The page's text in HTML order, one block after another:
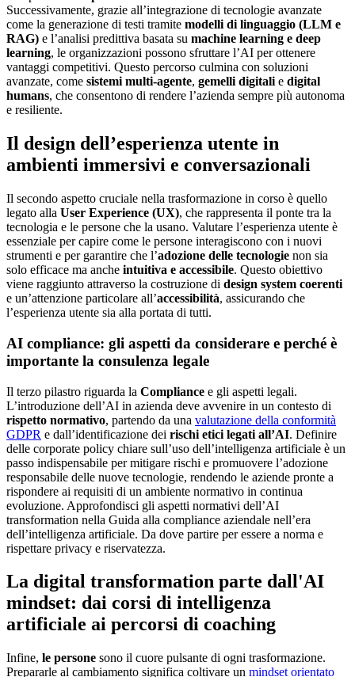
Successivamente, grazie all’integrazione di tecnologie avanzate
come la generazione di testi tramite modelli di linguaggio (LLM e
RAG) e l’analisi predittiva basata su machine learning e deep
learning, le organizzazioni possono sfruttare l’AI per ottenere
vantaggi competitivi. Questo percorso culmina con soluzioni
avanzate, come sistemi multi-agente, gemelli digitali e digital
humans, che consentono di rendere l’azienda sempre più autonoma
e resiliente.
Il design dell’esperienza utente in
ambienti immersivi e conversazionali
Il secondo aspetto cruciale nella trasformazione in corso è quello
legato alla User Experience (UX), che rappresenta il ponte tra la
tecnologia e le persone che la usano. Valutare l’esperienza utente è
essenziale per capire come le persone interagiscono con i nuovi
strumenti e per garantire che l’adozione delle tecnologie non sia
solo efficace ma anche intuitiva e accessibile. Questo obiettivo
viene raggiunto attraverso la costruzione di design system coerenti
e un’attenzione particolare all’accessibilità, assicurando che
l’esperienza utente sia alla portata di tutti.
AI compliance: gli aspetti da considerare e perché è
importante la consulenza legale
Il terzo pilastro riguarda la Compliance e gli aspetti legali.
L’introduzione dell’AI in azienda deve avvenire in un contesto di
rispetto normativo, partendo da una valutazione della conformità
GDPR e dall’identificazione dei rischi etici legati all’AI. Definire
delle corporate policy chiare sull’uso dell’intelligenza artificiale è un
passo indispensabile per mitigare rischi e promuovere l’adozione
responsabile delle nuove tecnologie, rendendo le aziende pronte a
rispondere ai requisiti di un ambiente normativo in continua
evoluzione. Approfondisci gli aspetti normativi dell’AI
transformation nella Guida alla compliance aziendale nell’era
dell’intelligenza artificiale. Da dove partire per essere a norma e
rispettare privacy e riservatezza.
La digital transformation parte dall'AI
mindset: dai corsi di intelligenza
artificiale ai percorsi di coaching
Infine, le persone sono il cuore pulsante di ogni trasformazione.
Prepararle al cambiamento significa coltivare un mindset orientato